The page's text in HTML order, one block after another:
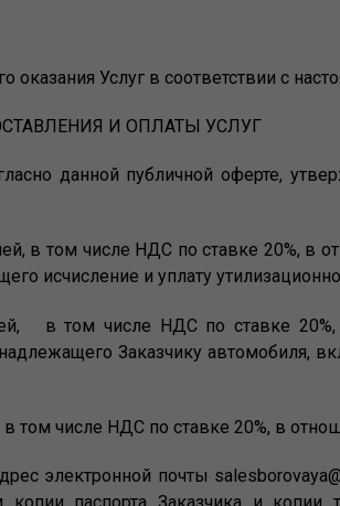
оказания Услуг в соответствии с
И ОПЛАТЫ УСЛУГ
данной публичной оферте,
в том числе НДС по ставке 20%,
исчисление и уплату
в том числе НДС по ставке
Заказчику автомобиля,
в том числе НДС по ставке 20%, в
электронной почты